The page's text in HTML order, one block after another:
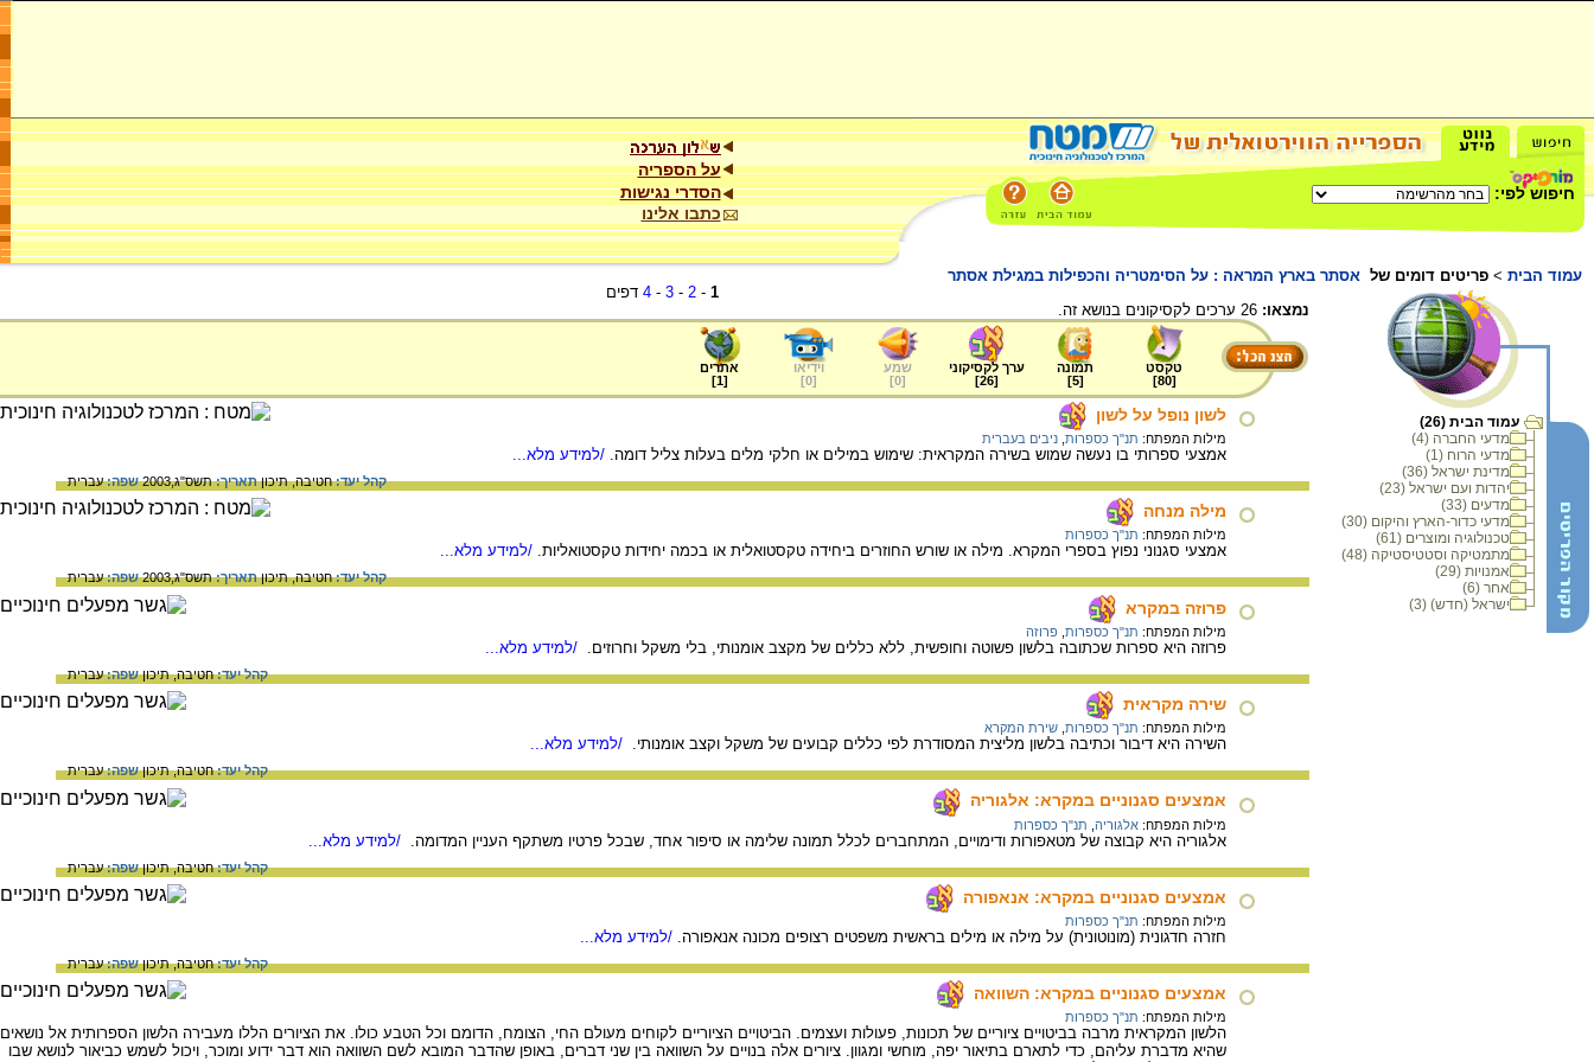
חיפוש לפי:
על הספריה
הסדרי נגישות
כתבו אלינו
עמוד הבית > פריטים דומים של אסתר בארץ המראה : על הסימטריה והכפילות במגילת אסתר
עמוד הבית (26)
מדעי החברה (4)
מדעי הרוח (1)
מדינת ישראל (36)
יהדות ועם ישראל (23)
מדעים (33)
מדעי כדור-הארץ והיקום (30)
טכנולוגיה ומוצרים (61)
מתמטיקה וסטטיסטיקה (48)
אמנויות (29)
אחר (6)
ישראל (חדש) (3)
1
-
2
-
3
-
4 דפים
נמצאו:
טקסט
[
80
]
תמונה
[
5
]
ערך לקסיקוני
[
26
]
שמע
[
0
]
וידיאו
[
0
]
אתרים
[
1
]
לשון נופל על לשון
מילות המפתח: תנ"ך כספרות ניבים בעברית
אמצעי ספרותי בו נעשה שמוש בשירה המקראית: שימוש במילים או חלקי מלים בעלות צליל דומה. /למידע מלא...
קהל יעד:חטיבה,תיכוןתאריך:תשס"ג,2003 שפה:עברית
מילה מנחה
מילות המפתח: תנ"ך כספרות
אמצעי סגנוני נפוץ בספרי המקרא. מילה או שורש החוזרים ביחידה טקסטואלית או בכמה יחידות טקסטואליות. /למידע מלא...
קהל יעד:חטיבה,תיכוןתאריך:תשס"ג,2003 שפה:עברית
פרוזה במקרא
מילות המפתח: תנ"ך כספרות פרוזה
פרוזה היא ספרות שכתובה בלשון פשוטה וחופשית, ללא כללים של מקצב אומנותי, בלי משקל וחרוזים. /למידע מלא...
קהל יעד:חטיבה,תיכוןשפה:עברית
שירה מקראית
מילות המפתח: תנ"ך כספרות שירת המקרא
השירה היא דיבור וכתיבה בלשון מליצית המסודרת לפי כללים קבועים של משקל וקצב אומנותי. /למידע מלא...
קהל יעד:חטיבה,תיכוןשפה:עברית
אמצעים סגנוניים במקרא: אלגוריה
מילות המפתח: אלגוריה תנ"ך כספרות
אלגוריה היא קבוצה של מטאפורות ודימויים, המתחברים לכלל תמונה שלימה או סיפור אחד, שבכל פרטיו משתקף העניין המדומה. /למידע מלא...
קהל יעד:חטיבה,תיכוןשפה:עברית
אמצעים סגנוניים במקרא: אנאפורה
מילות המפתח: תנ"ך כספרות
חזרה חדגונית (מונוטונית) על מילה או מילים בראשית משפטים רצופים מכונה אנאפורה. /למידע מלא...
קהל יעד:חטיבה,תיכוןשפה:עברית
אמצעים סגנוניים במקרא: השוואה
מילות המפתח: תנ"ך כספרות
הלשון המקראית מרבה בביטויים ציוריים של תכונות, פעולות ועצמים. הביטויים הציוריים לקוחים מעולם החי, הצומח, הדומם וכל הטבע כולו. את הציורים הללו מעבירה הלשון הספרותית אל נושאים
שהיא מדברת עליהם, כדי לתארם בתיאור יפה, מוחשי ומגוון. ציורים אלה בנויים על השוואה בין שני דברים, באופן שהדבר המובא לשם השוואה הוא דבר ידוע ומוכר, ויכול לשמש כביאור לנושא שבו